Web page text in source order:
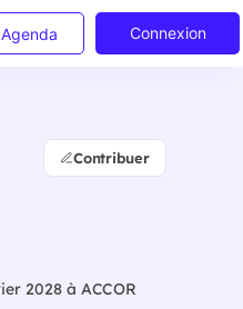
Agenda Connexion
2028 à ACCOR
Contribuer